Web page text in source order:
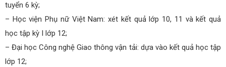
tuyển 6 kỳ;
– Học viện Phụ nữ Việt Nam: xét kết quả lớp 10, 11 và kết quả
học tập kỳ I lớp 12;
– Đại học Công nghệ Giao thông vận tải: dựa vào kết quả học tập
lớp 12;